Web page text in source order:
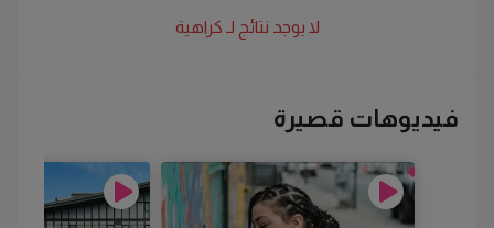
لا يوجد نتائج لـ كراهية
فيديوهات قصيرة